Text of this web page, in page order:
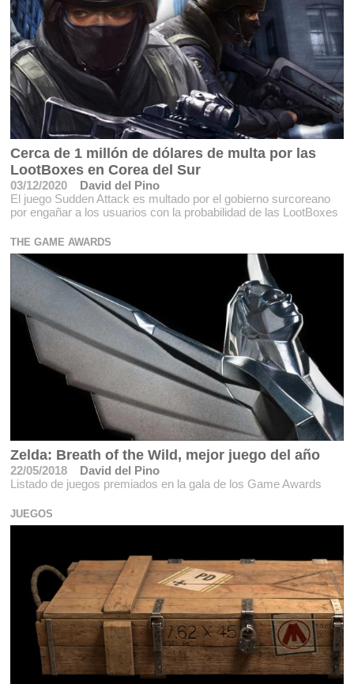
Cerca de 1 millón de dólares de multa por las
LootBoxes en Corea del Sur
03/12/2020
David del Pino
El juego Sudden Attack es multado por el gobierno surcoreano
por engañar a los usuarios con la probabilidad de las LootBoxes
THE GAME AWARDS
Zelda: Breath of the Wild, mejor juego del año
22/05/2018
David del Pino
Listado de juegos premiados en la gala de los Game Awards
JUEGOS